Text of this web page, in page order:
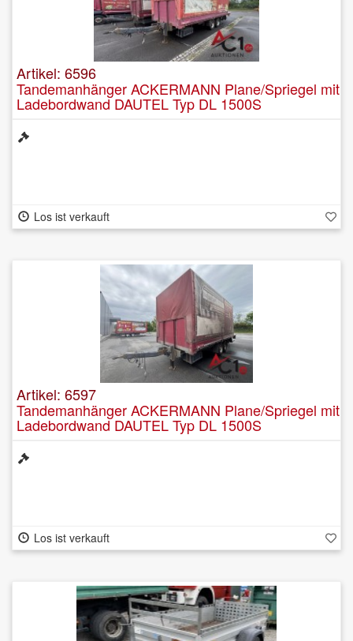
Artikel: 6596
Tandemanhänger ACKERMANN Plane/Spriegel mit
Ladebordwand DAUTEL Typ DL 1500S
Los ist verkauft
Artikel: 6597
Tandemanhänger ACKERMANN Plane/Spriegel mit
Ladebordwand DAUTEL Typ DL 1500S
Los ist verkauft